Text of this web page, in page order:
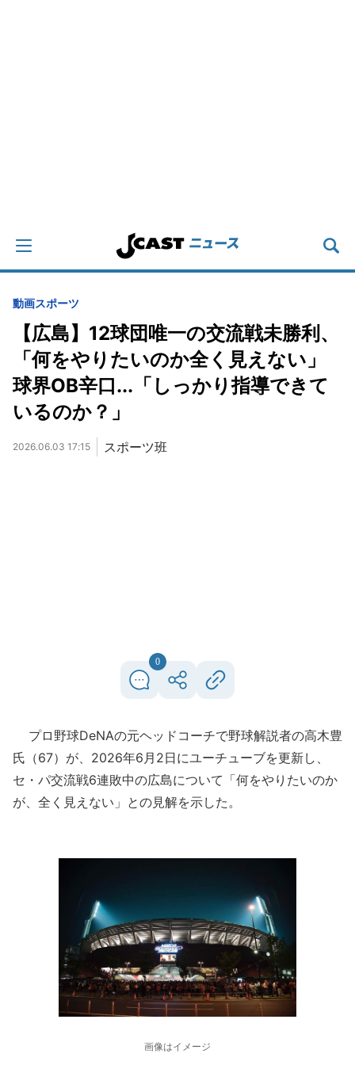
動画スポーツ
【広島】12球団唯一の交流戦未勝利、
「何をやりたいのか全く見えない」
球界OB辛口...「しっかり指導できて
いるのか？」
2026.06.03 17:15 スポーツ班
0
プロ野球DeNAの元ヘッドコーチで野球解説者の高木豊
氏（67）が、2026年6月2日にユーチューブを更新し、
セ・パ交流戦6連敗中の広島について「何をやりたいのか
が、全く見えない」との見解を示した。
画像はイメージ